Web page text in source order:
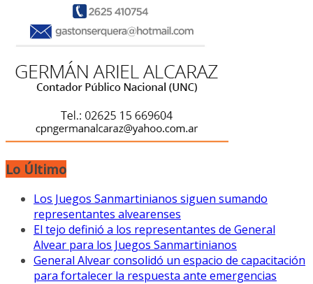
Lo Último
Los Juegos Sanmartinianos siguen sumando
representantes alvearenses
El tejo definió a los representantes de General
Alvear para los Juegos Sanmartinianos
General Alvear consolidó un espacio de capacitación
para fortalecer la respuesta ante emergencias